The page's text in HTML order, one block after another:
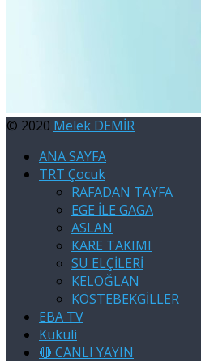
© 2020 Melek DEMİR
ANA SAYFA
TRT Çocuk
RAFADAN TAYFA
EGE İLE GAGA
ASLAN
KARE TAKIMI
SU ELÇİLERİ
KELOĞLAN
KÖSTEBEKGİLLER
EBA TV
Kukuli
🔴 CANLI YAYIN